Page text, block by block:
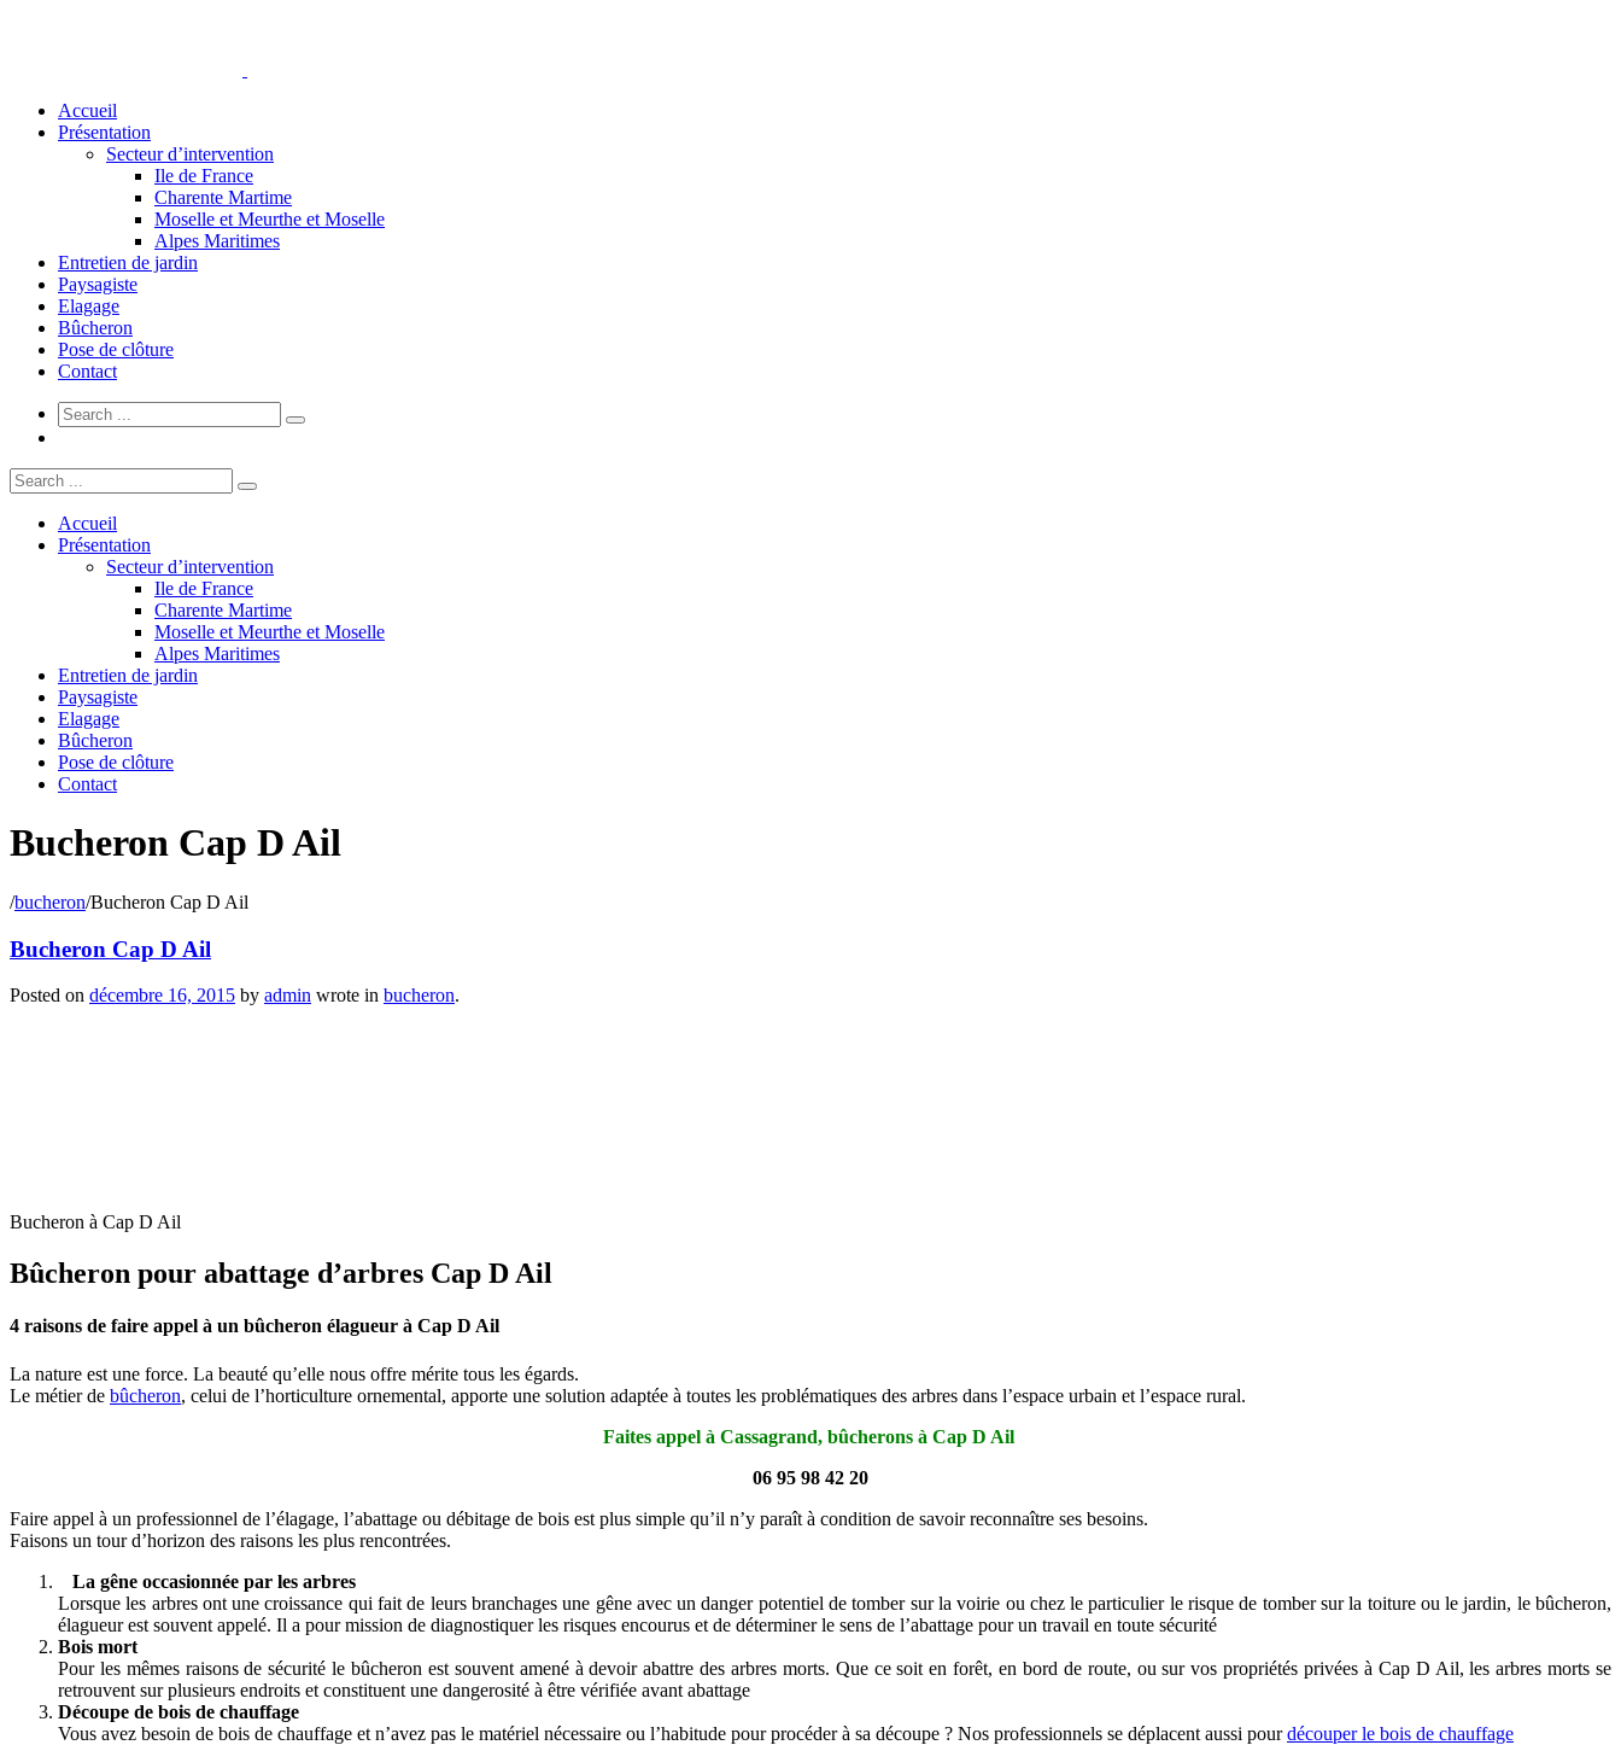
Accueil
Présentation
Secteur d’intervention
Ile de France
Charente Martime
Moselle et Meurthe et Moselle
Alpes Maritimes
Entretien de jardin
Paysagiste
Elagage
Bûcheron
Pose de clôture
Contact
Accueil
Présentation
Secteur d’intervention
Ile de France
Charente Martime
Moselle et Meurthe et Moselle
Alpes Maritimes
Entretien de jardin
Paysagiste
Elagage
Bûcheron
Pose de clôture
Contact
Bucheron Cap D Ail
/bucheron/Bucheron Cap D Ail
Bucheron Cap D Ail
Posted on décembre 16, 2015 by admin wrote in bucheron.
Bucheron à Cap D Ail
Bûcheron pour abattage d’arbres Cap D Ail
4 raisons de faire appel à un bûcheron élagueur à Cap D Ail
La nature est une force. La beauté qu’elle nous offre mérite tous les égards.
Le métier de bûcheron, celui de l’horticulture ornemental, apporte une solution adaptée à toutes les problématiques des arbres dans l’espace urbain et l’espace rural.
Faites appel à Cassagrand, bûcherons à Cap D Ail
06 95 98 42 20
Faire appel à un professionnel de l’élagage, l’abattage ou débitage de bois est plus simple qu’il n’y paraît à condition de savoir reconnaître ses besoins.
Faisons un tour d’horizon des raisons les plus rencontrées.
La gêne occasionnée par les arbres
Lorsque les arbres ont une croissance qui fait de leurs branchages une gêne avec un danger potentiel de tomber sur la voirie ou chez le particulier le risque de tomber sur la toiture ou le jardin, le bûcheron,
élagueur est souvent appelé. Il a pour mission de diagnostiquer les risques encourus et de déterminer le sens de l’abattage pour un travail en toute sécurité
Bois mort
Pour les mêmes raisons de sécurité le bûcheron est souvent amené à devoir abattre des arbres morts. Que ce soit en forêt, en bord de route, ou sur vos propriétés privées à Cap D Ail, les arbres morts se
retrouvent sur plusieurs endroits et constituent une dangerosité à être vérifiée avant abattage
Découpe de bois de chauffage
Vous avez besoin de bois de chauffage et n’avez pas le matériel nécessaire ou l’habitude pour procéder à sa découpe ? Nos professionnels se déplacent aussi pourdécouper le bois de chauffage